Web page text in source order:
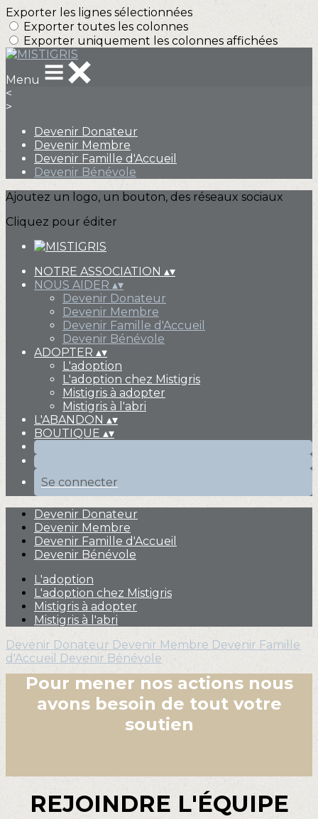
Exporter les lignes sélectionnées
Exporter toutes les colonnes
Exporter uniquement les colonnes affichées
Menu
<
>
Devenir Donateur
Devenir Membre
Devenir Famille d'Accueil
Devenir Bénévole
Ajoutez un logo, un bouton, des réseaux sociaux
Cliquez pour éditer
NOTRE ASSOCIATION ▴▾
NOUS AIDER ▴▾
Devenir Donateur
Devenir Membre
Devenir Famille d'Accueil
Devenir Bénévole
ADOPTER ▴▾
L'adoption
L'adoption chez Mistigris
Mistigris à adopter
Mistigris à l'abri
L'ABANDON ▴▾
BOUTIQUE ▴▾
Se connecter
Devenir Donateur
Devenir Membre
Devenir Famille d'Accueil
Devenir Bénévole
L'adoption
L'adoption chez Mistigris
Mistigris à adopter
Mistigris à l'abri
Devenir Donateur Devenir Membre Devenir Famille
d'Accueil Devenir Bénévole
Pour mener nos actions nous
avons besoin de tout votre
soutien
REJOINDRE L'ÉQUIPE